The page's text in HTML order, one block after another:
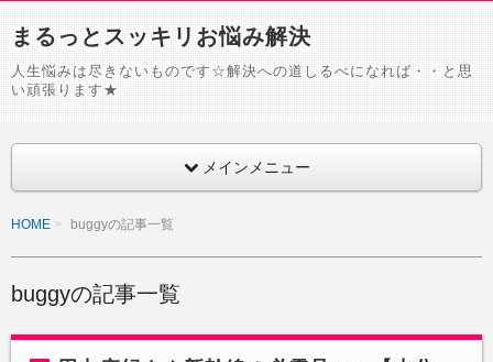
まるっとスッキリお悩み解決
人生悩みは尽きないものです☆解決への道しるべになれば・・と思
い頑張ります★
メインメニュー
HOME buggyの記事一覧
buggyの記事一覧